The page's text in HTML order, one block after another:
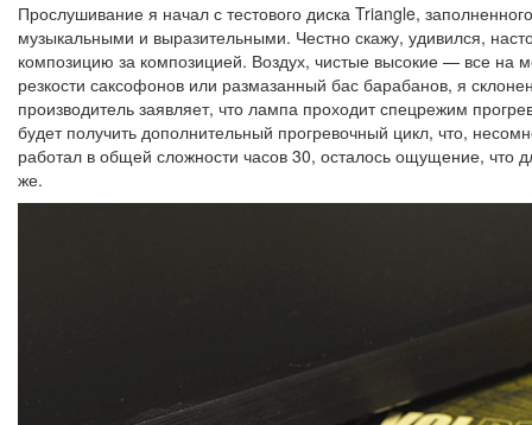
Прослушивание я начал с тестового диска Triangle,
музыкальными и выразительными. Честно скажу, удивился,
композицию за композицией. Воздух, чистые высокие — все на
резкости саксофонов или размазанный бас барабанов, я
производитель заявляет, что лампа проходит спецрежим
будет получить дополнительный прогревочный цикл, что,
работал в общей сложности часов 30, осталось ощущение, что
же.